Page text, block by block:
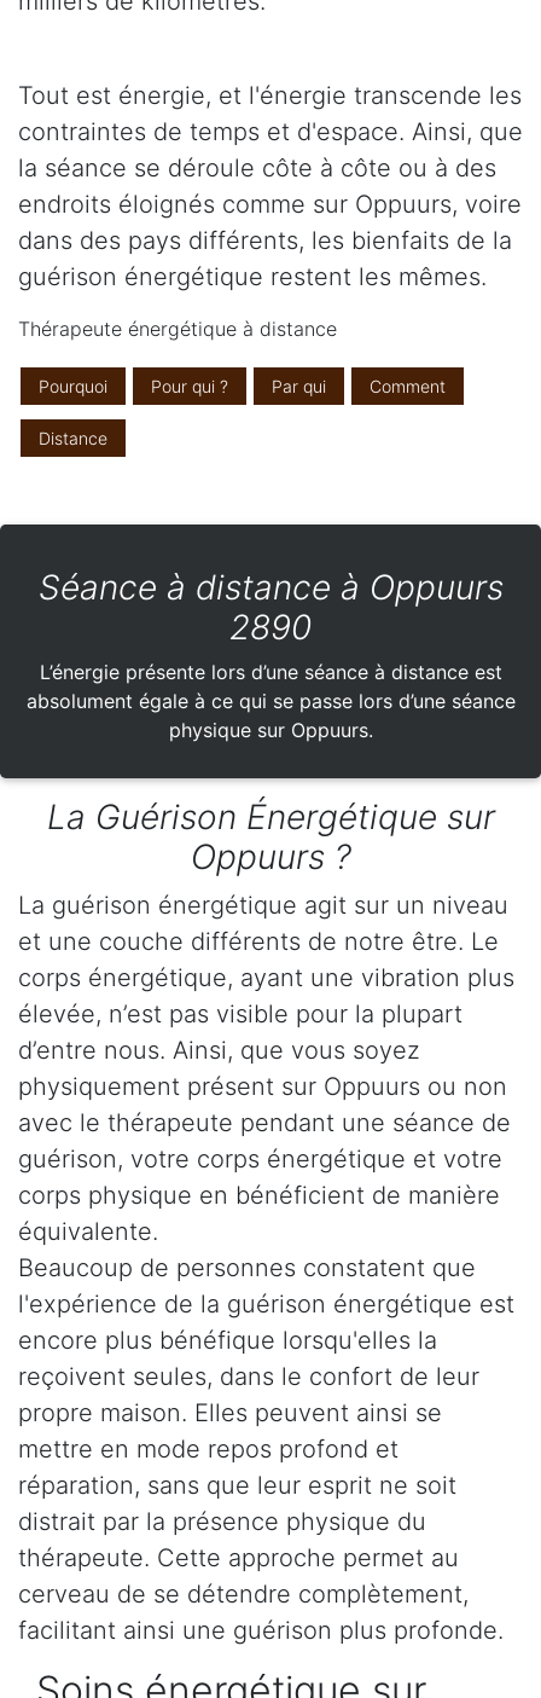
Tout est énergie, et l'énergie transcende les
contraintes de temps et d'espace. Ainsi, que
la séance se déroule côte à côte ou à des
endroits éloignés comme sur Oppuurs, voire
dans des pays différents, les bienfaits de la
guérison énergétique restent les mêmes.
Thérapeute énergétique à distance
Pourquoi Pour qui ? Par qui Comment
Distance
Séance à distance à Oppuurs
2890
L’énergie présente lors d’une séance à distance est
absolument égale à ce qui se passe lors d’une séance
physique sur Oppuurs.
La Guérison Énergétique sur
Oppuurs ?
La guérison énergétique agit sur un niveau
et une couche différents de notre être. Le
corps énergétique, ayant une vibration plus
élevée, n’est pas visible pour la plupart
d’entre nous. Ainsi, que vous soyez
physiquement présent sur Oppuurs ou non
avec le thérapeute pendant une séance de
guérison, votre corps énergétique et votre
corps physique en bénéficient de manière
équivalente.
Beaucoup de personnes constatent que
l'expérience de la guérison énergétique est
encore plus bénéfique lorsqu'elles la
reçoivent seules, dans le confort de leur
propre maison. Elles peuvent ainsi se
mettre en mode repos profond et
réparation, sans que leur esprit ne soit
distrait par la présence physique du
thérapeute. Cette approche permet au
cerveau de se détendre complètement,
facilitant ainsi une guérison plus profonde.